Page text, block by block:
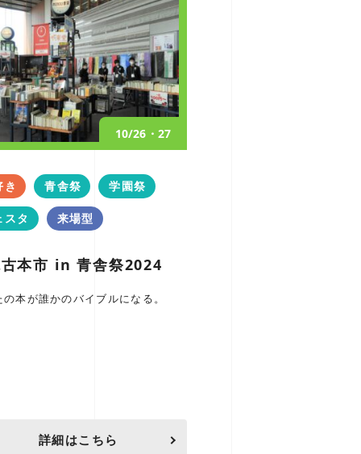
10/26・27
き 青舎祭 学園祭
スタ 来場型
本市 in 青舎祭2024
の本が誰かのバイブルになる。
詳細はこちら